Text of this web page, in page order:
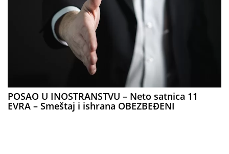
POSAO U INOSTRANSTVU – Neto satnica 11
EVRA – Smeštaj i ishrana OBEZBEĐENI